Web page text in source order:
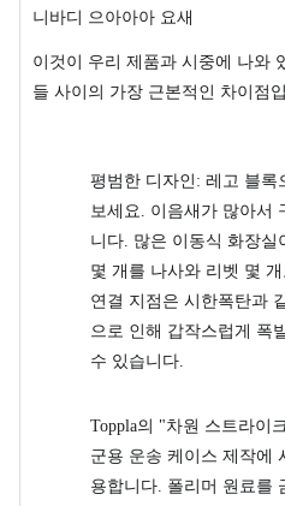
니바디 으아아아 요새
이것이 우리 제품과 시중에 나와
들 사이의 가장 근본적인 차이점
평범한 디자인: 레고 블록
보세요. 이음새가 많아서
니다. 많은 이동식 화장실
몇 개를 나사와 리벳 몇
연결 지점은 시한폭탄과
으로 인해 갑작스럽게 폭
수 있습니다.
Toppla의 "차원 스트라이
군용 운송 케이스 제작에
용합니다. 폴리머 원료를